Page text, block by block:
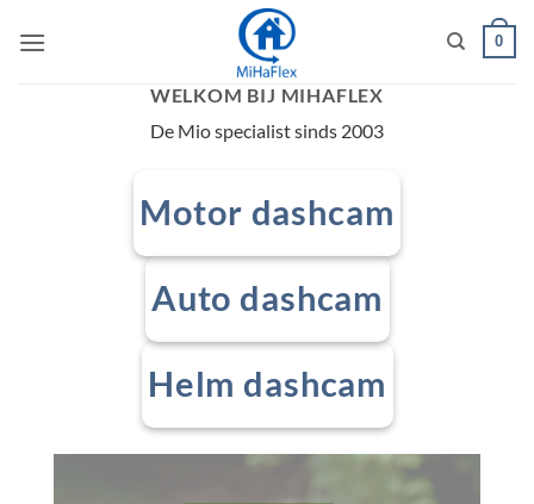
naar
0
WELKOM BIJ MIHAFLEX
De Mio specialist sinds 2003
Motor dashcam
Auto dashcam
Helm dashcam